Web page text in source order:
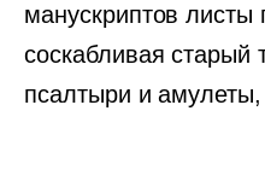
манускриптов листы
соскабливая старый
псалтыри и